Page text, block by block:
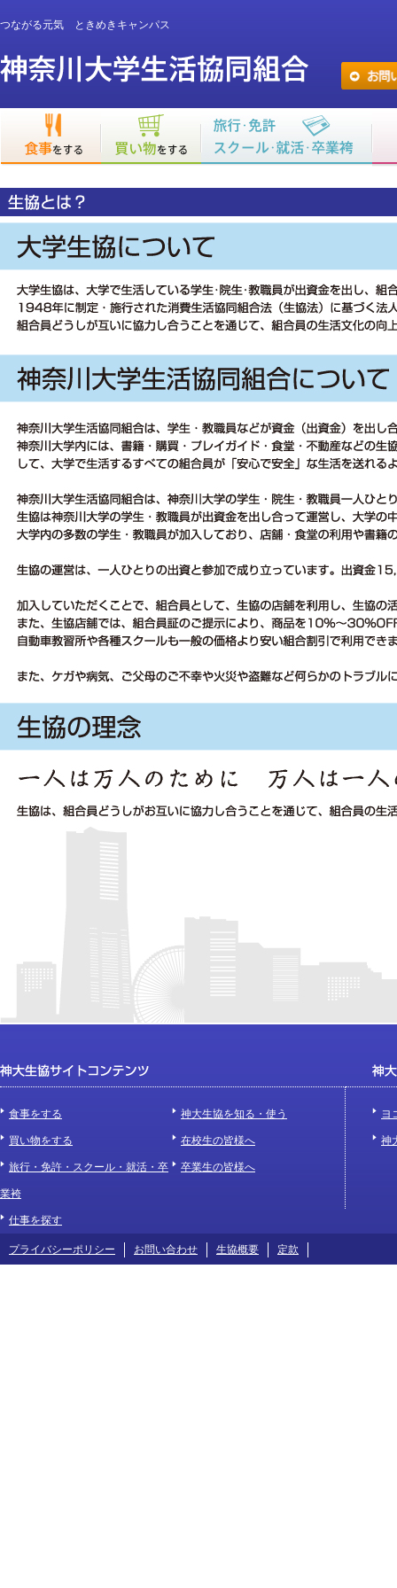
つながる元気 ときめきキャンパス
食事をする
買い物をする
旅行・免許・スクール・就活・卒
業袴
仕事を探す
神大生協を知る・使う
在校生の皆様へ
卒業生の皆様へ
ヨ
神
プライバシーポリシー お問い合わせ 生協概要 定款